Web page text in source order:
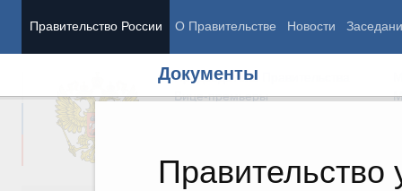
Правительство России О Правительстве Новости
Документы
Правительство
Председатель Правительства
Вице-премьеры